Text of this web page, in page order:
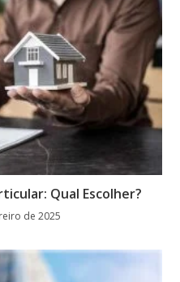
Qual Escolher?
de 2025